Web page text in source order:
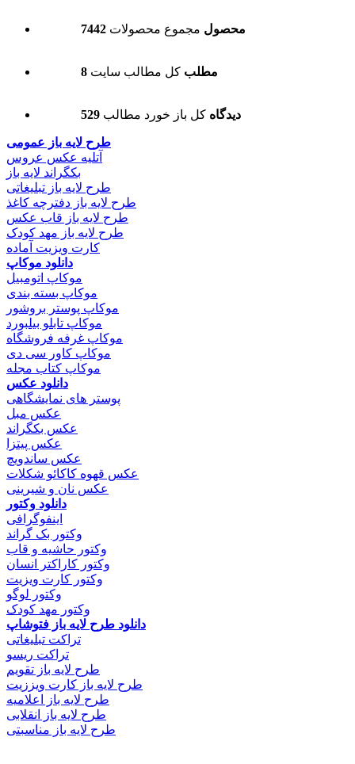
7442 محصول مجموع محصولات
8 مطلب کل مطالب سایت
529 دیدگاه کل باز خورد مطالب
طرح لایه باز عمومی
آتلیه عکس عروس
بکگراند لایه باز
طرح لایه باز تبلیغاتی
طرح لایه باز دفترچه کاغذ
طرح لایه باز قاب عکس
طرح لایه باز مهد کودک
کارت ویزیت آماده
دانلود موکاپ
موکاپ اتومبیل
موکاپ بسته بندی
موکاپ پوستر بروشور
موکاپ تابلو بیلبورد
موکاپ غرفه فروشگاه
موکاپ کاور سی دی
موکاپ کتاب مجله
دانلود عکس
پوستر های نمایشگاهی
عکس مبل
عکس بکگراند
عکس پیتزا
عکس ساندویچ
عکس قهوه کاکائو شکلات
عکس نان و شیرینی
دانلود وکتور
اینفوگرافی
وکتور بک گراند
وکتور حاشیه و قاب
وکتور کاراکتر انسان
وکتور کارت ویزیت
وکتور لوگو
وکتور مهد کودک
دانلود طرح لایه باز فتوشاپ
تراکت تبلیغاتی
تراکت ریسو
طرح لایه باز تقویم
طرح لایه باز کارت ویززیت
طرح لایه باز اعلامیه
طرح لایه باز انقلابی
طرح لایه باز مناسبتی